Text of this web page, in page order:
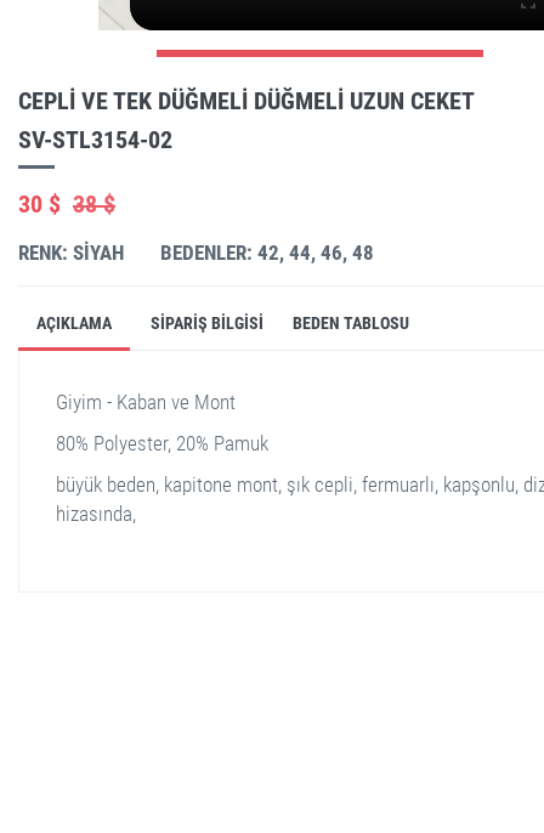
CEPLI VE TEK DÜĞMELI DÜĞMELI UZUN CEKET
SV-STL3154-02
30 $ 38 $
RENK: SIYAH BEDENLER: 42, 44, 46, 48
AÇIKLAMA SIPARIŞ BILGISI BEDEN TABLOSU
Giyim - Kaban ve Mont
80% Polyester, 20% Pamuk
büyük beden, kapitone mont, şık cepli, fermuarlı, kapşonlu,
hizasında,